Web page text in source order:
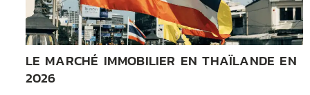
LE MARCHÉ IMMOBILIER EN THAÏLANDE EN
2026